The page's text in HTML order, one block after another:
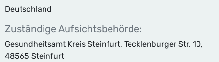
Deutschland
Zuständige Aufsichtsbehörde:
Gesundheitsamt Kreis Steinfurt, Tecklenburger Str. 10,
48565 Steinfurt